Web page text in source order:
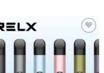
Add to
wishlist